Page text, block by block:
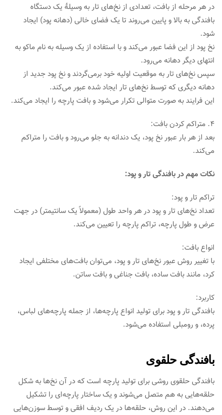
در هر مرحله از بافت، تعدادی از نخ‌های تار به وسیلهٔ یک دستگاه
بافندگی به بالا و پایین می‌روند تا یک فضای خالی (دهانه پود) ایجاد
شود.
نخ پود از این فضا عبور می‌کند و با استفاده از یک وسیله به نام ماکو به
انتهای دیگر دهانه می‌رود.
سپس نخ‌های تار به موقعیت اولیه خود برمی‌گردند و نخ پود جدید از
دهانه دیگری که توسط نخ‌های تار ایجاد شده عبور می‌کند.
این فرایند به صورت متوالی تکرار می‌شود و بافت پارچه را ایجاد می‌کند.
4. متراکم کردن بافت:
بعد از هر بار عبور نخ پود، یک دندانه به جلو می‌رود و بافت را متراکم
می‌کند.
نکات مهم در بافندگی تار و پود:
تراکم تار و پود:
تعداد نخ‌های تار و پود در هر واحد طول (معمولاً یک سانتیمتر) در جهت
عرض و طول پارچه، تراکم پارچه را تعیین می‌کند.
انواع بافت:
با تغییر روش عبور نخ‌های تار و پود، می‌توان بافت‌های مختلفی ایجاد
کرد، مانند بافت ساده، بافت جناغی و بافت ساتن.
کاربرد:
بافندگی تار و پود برای تولید انواع پارچه‌ها، از جمله پارچه‌های لباس،
پرده، و رومبلی استفاده می‌شود.
بافندگی حلقوی
بافندگی حلقوی روشی برای تولید پارچه است که در آن نخ‌ها به شکل
حلقه‌هایی به هم متصل می‌شوند و یک ساختار پارچه‌ای را تشکیل
می‌دهند. در این روش، حلقه‌ها در یک ردیف افقی و توسط سوزن‌هایی